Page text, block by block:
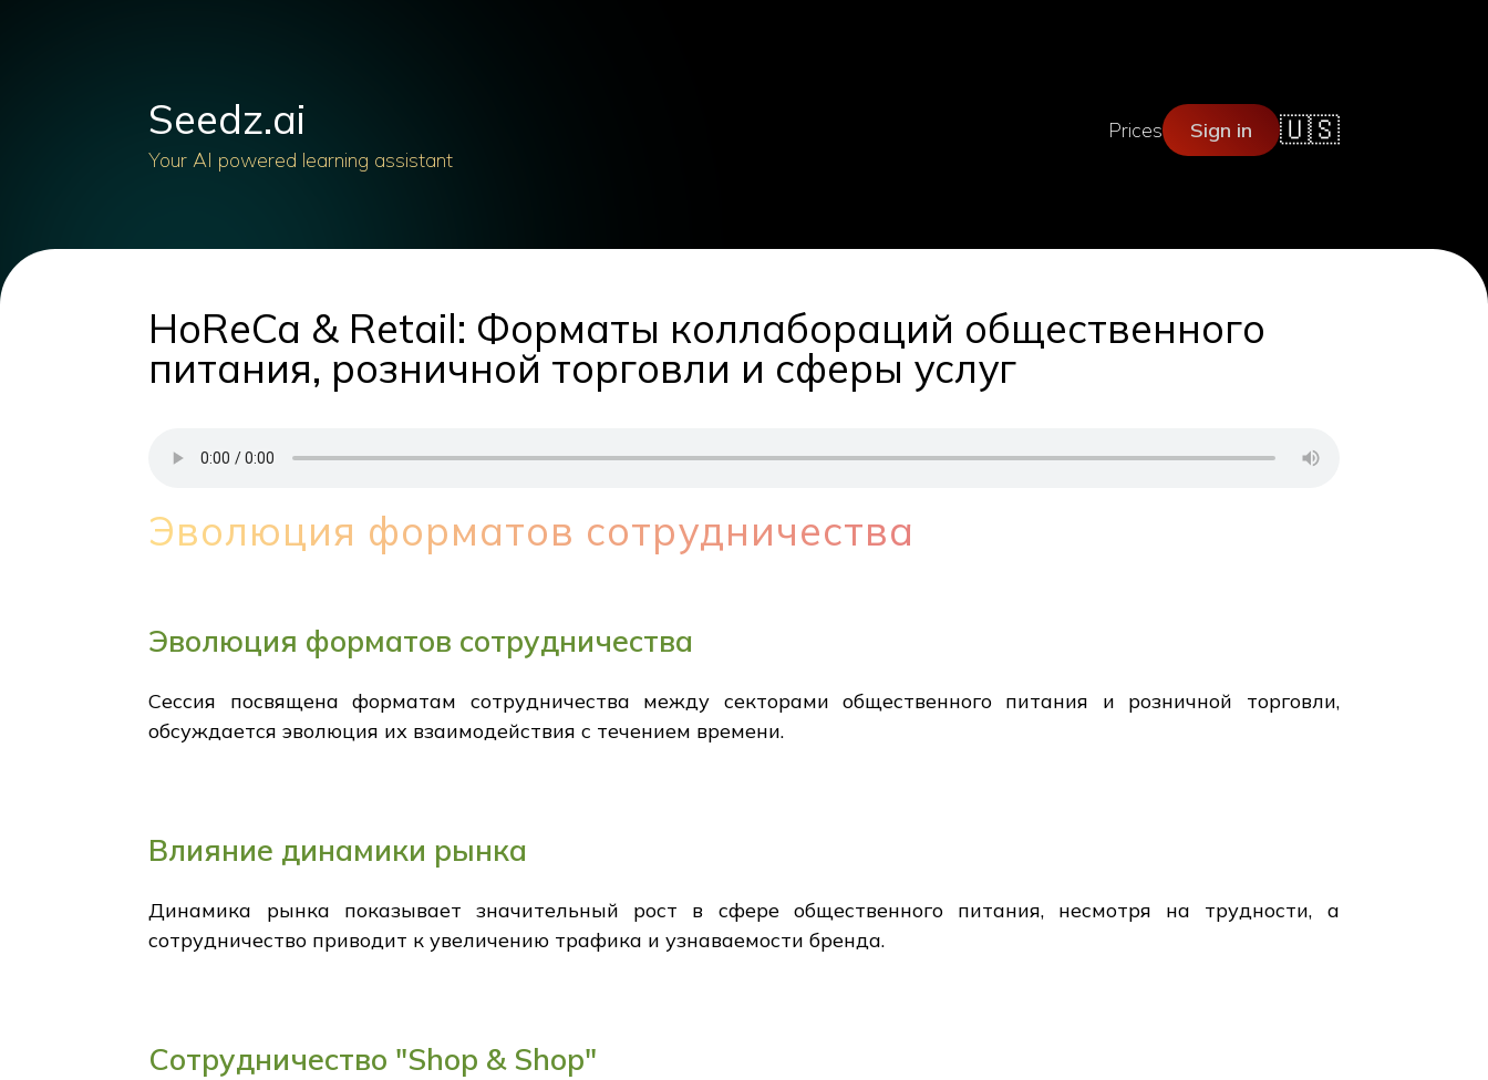
Seedz.ai
Your AI powered learning assistant
Prices Sign in 🇺🇸
HoReCa & Retail: Форматы коллабораций общественного
питания, розничной торговли и сферы услуг
Эволюция форматов сотрудничества
Эволюция форматов сотрудничества
Сессия посвящена форматам сотрудничества между секторами общественного питания и розничной торговли,
обсуждается эволюция их взаимодействия с течением времени.
Влияние динамики рынка
Динамика рынка показывает значительный рост в сфере общественного питания, несмотря на трудности, а
сотрудничество приводит к увеличению трафика и узнаваемости бренда.
Сотрудничество "Shop & Shop"